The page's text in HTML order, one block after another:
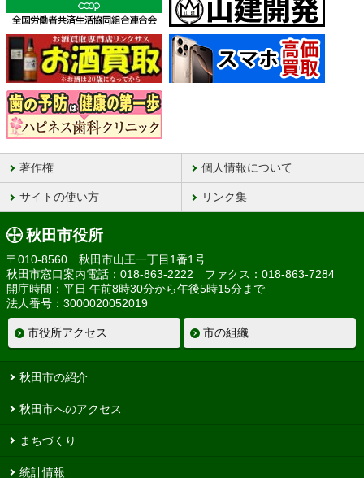
著作権 個人情報について
サイトの使い方 リンク集
秋田市役所
〒010-8560 秋田市山王一丁目1番1号
秋田市窓口案内電話：018-863-2222 ファクス：018-863-7284
開庁時間：平日 午前8時30分から午後5時15分まで
法人番号：3000020052019
市役所アクセス 市の組織
秋田市の紹介
秋田市へのアクセス
まちづくり
統計情報